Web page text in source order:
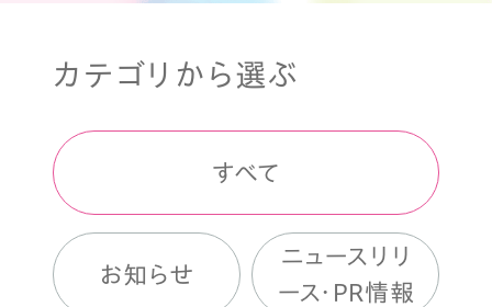
カテゴリから選ぶ
すべて
お知らせ
ニュースリリ
ース・PR情報